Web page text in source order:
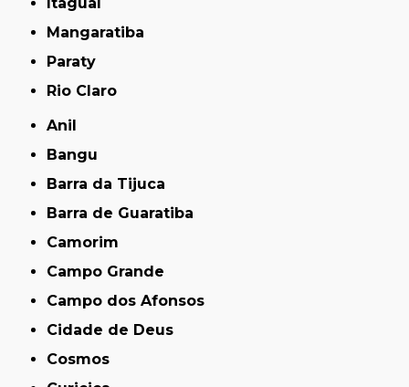
Mangaratiba
Paraty
Rio Claro
Anil
Bangu
Barra da Tijuca
Barra de Guaratiba
Camorim
Campo Grande
Campo dos Afonsos
Cidade de Deus
Cosmos